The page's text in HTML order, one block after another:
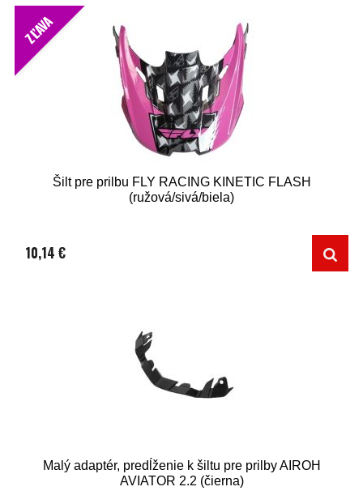
ZĽAVA
Šilt pre prilbu FLY RACING KINETIC FLASH
(ružová/sivá/biela)
10,14 €
Malý adaptér, predĺženie k šiltu pre prilby AIROH
AVIATOR 2.2 (čierna)